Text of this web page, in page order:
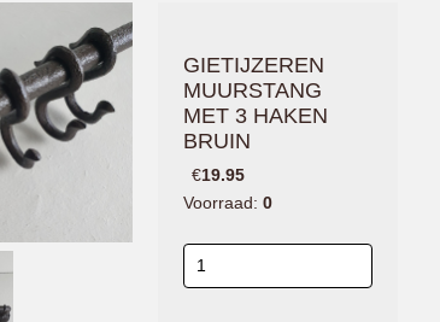
GIETIJZEREN
MUURSTANG
MET 3 HAKEN
BRUIN
€19.95
Voorraad: 0